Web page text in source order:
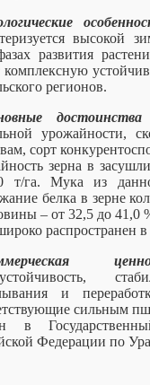
высокой
развития
регионов.
достоинства
урожайности,
сорт
зерна в
т/га. Мука из
белка в зерне
– от 32,5 до 41,0
распространен в
и
сильным
в
Федерации по